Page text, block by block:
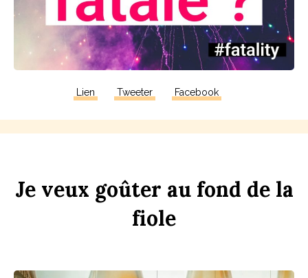
Lien Tweeter Facebook
Je veux goûter au fond de la
fiole